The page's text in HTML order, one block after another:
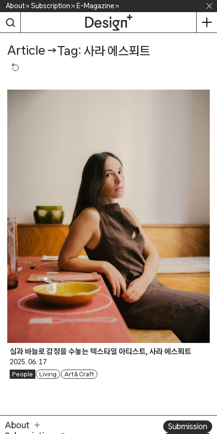
Skip
content
About Subscription E-Magazine
Article →Tag: 사라 에스푀트
실과 바늘로 감정을 수놓는 텍스타일 아티스트, 사라 에스푀트
2025. 06. 17
People Living Art & Craft
About
Submission